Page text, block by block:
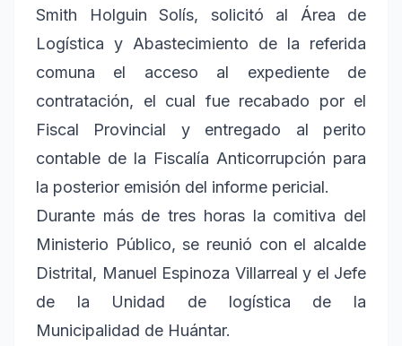
Smith Holguin Solís, solicitó al Área de
Logística y Abastecimiento de la referida
comuna el acceso al expediente de
contratación, el cual fue recabado por el
Fiscal Provincial y entregado al perito
contable de la Fiscalía Anticorrupción para
la posterior emisión del informe pericial.
Durante más de tres horas la comitiva del
Ministerio Público, se reunió con el alcalde
Distrital, Manuel Espinoza Villarreal y el Jefe
de la Unidad de logística de la
Municipalidad de Huántar.